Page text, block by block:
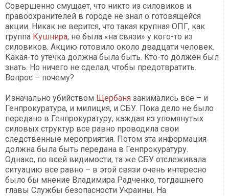
Совершенно смущает, что никто из силовиков и
правоохранителей в городе не знал о готовящейся
акции. Никак не верится, что такая крупная ОПГ, как
группа Кушнира, не была «на связи» у кого-то из
силовиков. Акцию готовило около двадцати человек.
Какая-то утечка должна была быть. Кто-то должен был
знать. Но ничего не сделал, чтобы предотвратить.
Вопрос – почему?
Изначально убийством Щербаня занимались все – и
Генпрокуратура, и милиция, и СБУ. Пока дело не было
передано в Генпрокуратуру, каждая из упомянутых
силовых структур все равно проводила свои
следственные мероприятия. Потом эта информация
должна была быть передана в Генпрокуратуру.
Однако, по всей видимости, та же СБУ отслеживала
ситуацию все равно – в этой связи очень интересно
было бы мнение Владимира Радченко, тогдашнего
главы Службы безопасности Украины. На